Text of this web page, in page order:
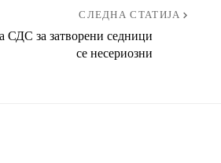
СЛЕДНА СТАТИЈА
СДС за затворени седници
се несериозни